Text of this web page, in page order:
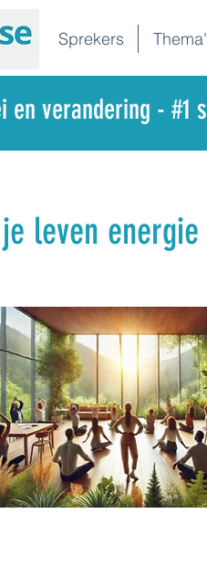
Sprekers
leven energie
en verandering - #1